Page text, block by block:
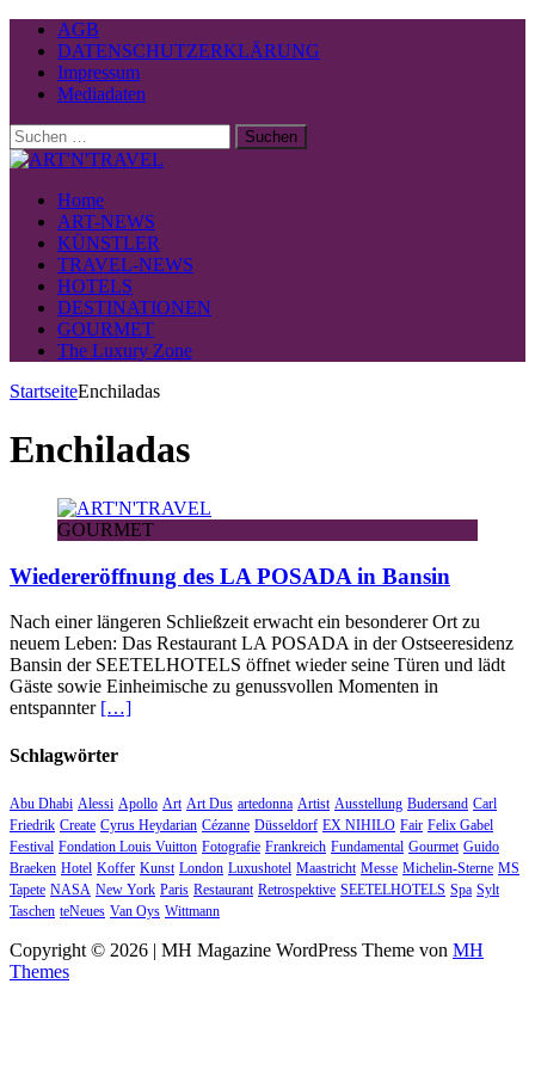
AGB
DATENSCHUTZERKLÄRUNG
Impressum
Mediadaten
Suchen
nach:
Home
ART-NEWS
KÜNSTLER
TRAVEL-NEWS
HOTELS
DESTINATIONEN
GOURMET
The Luxury Zone
StartseiteEnchiladas
Enchiladas
GOURMET
Wiedereröffnung des LA POSADA in Bansin
Nach einer längeren Schließzeit erwacht ein besonderer Ort zu
neuem Leben: Das Restaurant LA POSADA in der Ostseeresidenz
Bansin der SEETELHOTELS öffnet wieder seine Türen und lädt
Gäste sowie Einheimische zu genussvollen Momenten in
entspannter […]
Schlagwörter
Abu Dhabi Alessi Apollo Art Art Dus artedonna Artist Ausstellung Budersand Carl
Friedrik Create Cyrus Heydarian Cézanne Düsseldorf EX NIHILO Fair Felix Gabel
Festival Fondation Louis Vuitton Fotografie Frankreich Fundamental Gourmet Guido
Braeken Hotel Koffer Kunst London Luxushotel Maastricht Messe Michelin-Sterne MS
Tapete NASA New York Paris Restaurant Retrospektive SEETELHOTELS Spa Sylt
Taschen teNeues Van Oys Wittmann
Copyright © 2026 | MH Magazine WordPress Theme von MH
Themes